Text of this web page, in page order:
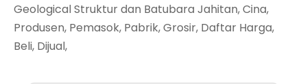
Geological Struktur dan Batubara Jahitan, Cina,
Produsen, Pemasok, Pabrik, Grosir, Daftar Harga,
Beli, Dijual,